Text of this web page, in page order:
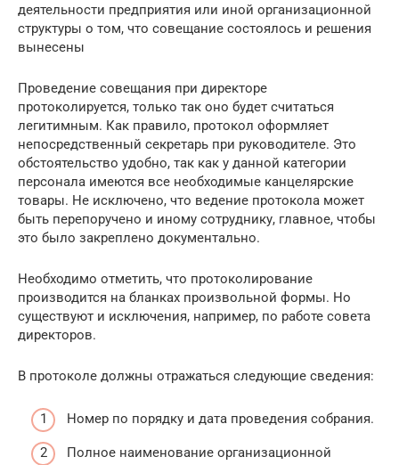
деятельности предприятия или иной организационной
структуры о том, что совещание состоялось и решения
вынесены
Проведение совещания при директоре
протоколируется, только так оно будет считаться
легитимным. Как правило, протокол оформляет
непосредственный секретарь при руководителе. Это
обстоятельство удобно, так как у данной категории
персонала имеются все необходимые канцелярские
товары. Не исключено, что ведение протокола может
быть перепоручено и иному сотруднику, главное, чтобы
это было закреплено документально.
Необходимо отметить, что протоколирование
производится на бланках произвольной формы. Но
существуют и исключения, например, по работе совета
директоров.
В протоколе должны отражаться следующие сведения:
Номер по порядку и дата проведения собрания.
Полное наименование организационной